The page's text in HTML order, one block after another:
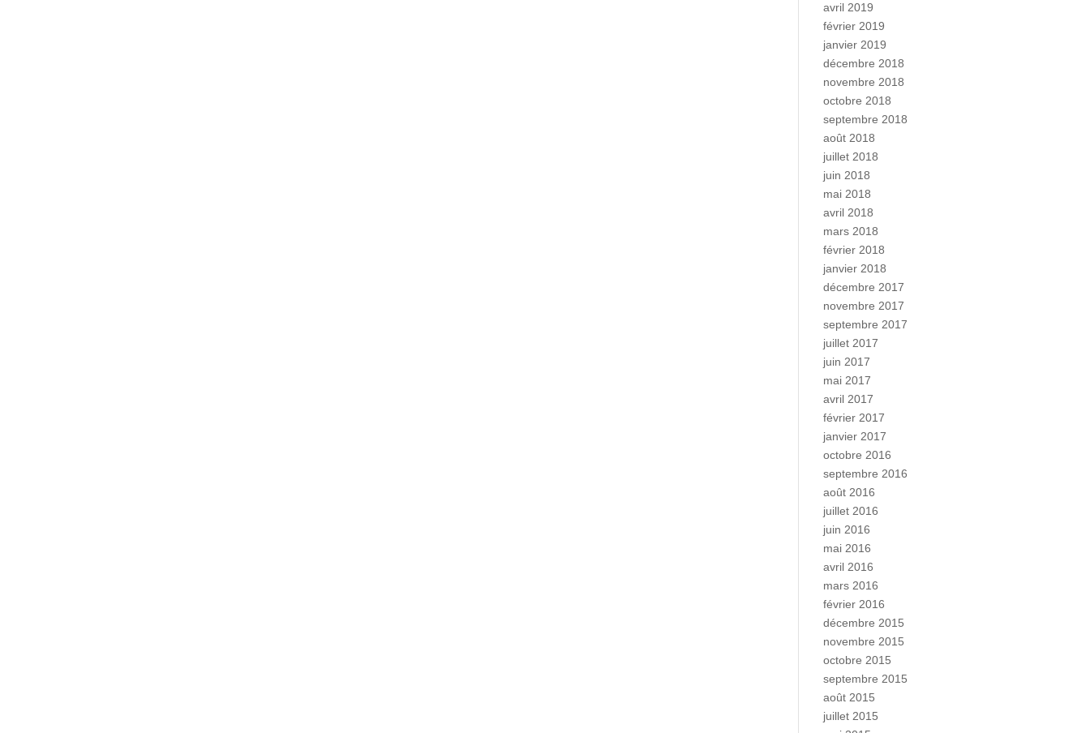
avril 2019
février 2019
janvier 2019
décembre 2018
novembre 2018
octobre 2018
septembre 2018
août 2018
juillet 2018
juin 2018
mai 2018
avril 2018
mars 2018
février 2018
janvier 2018
décembre 2017
novembre 2017
septembre 2017
juillet 2017
juin 2017
mai 2017
avril 2017
février 2017
janvier 2017
octobre 2016
septembre 2016
août 2016
juillet 2016
juin 2016
mai 2016
avril 2016
mars 2016
février 2016
décembre 2015
novembre 2015
octobre 2015
septembre 2015
août 2015
juillet 2015